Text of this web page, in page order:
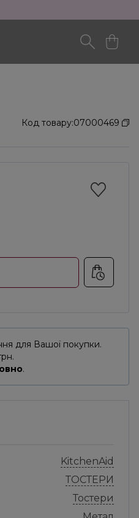
Код товару:07000469
для Вашої покупки.
.
KitchenAid
ТОСТЕРИ
Тостери